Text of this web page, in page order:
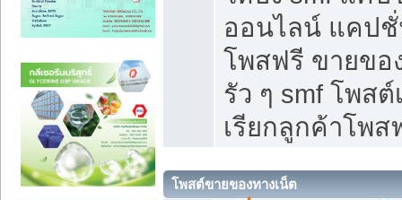
ออนไลน์ แคป
โพสฟรี ขายขอ
รัว ๆ smf โพส
เรียกลูกค้าโพส
โพสต์ขายของทางเน็ต